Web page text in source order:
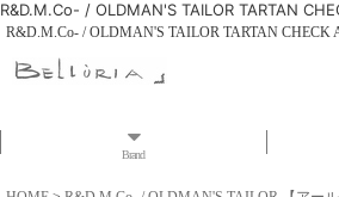
R&D.M.Co- / OLDMAN'S TAILOR TARTAN
R&D.M.Co- / OLDMAN'S TAILOR TARTAN
Brand